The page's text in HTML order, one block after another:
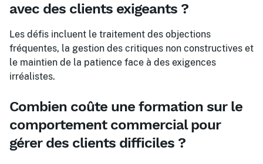
avec des clients exigeants ?
Les défis incluent le traitement des objections
fréquentes, la gestion des critiques non constructives et
le maintien de la patience face à des exigences
irréalistes.
Combien coûte une formation sur le
comportement commercial pour
gérer des clients difficiles ?